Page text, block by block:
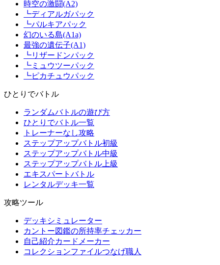
時空の激闘(A2)
┗ディアルガパック
┗パルキアパック
幻のいる島(A1a)
最強の遺伝子(A1)
┗リザードンパック
┗ミュウツーパック
┗ピカチュウパック
ひとりでバトル
ランダムバトルの遊び方
ひとりでバトル一覧
トレーナーなし攻略
ステップアップバトル初級
ステップアップバトル中級
ステップアップバトル上級
エキスパートバトル
レンタルデッキ一覧
攻略ツール
デッキシミュレーター
カントー図鑑の所持率チェッカー
自己紹介カードメーカー
コレクションファイルつなげ職人